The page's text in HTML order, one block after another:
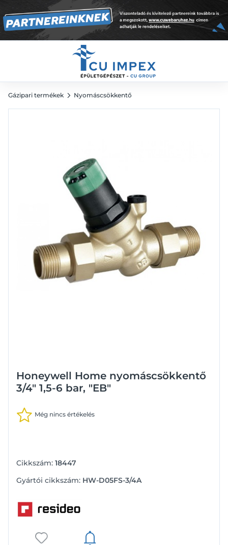
Gázipari termékek Nyomáscsökkentő
Honeywell Home nyomáscsökkentő
3/4" 1,5-6 bar, "EB"
Még nincs értékelés
Cikkszám: 18447
Gyártói cikkszám: HW-D05FS-3/4A
31 553 Ft